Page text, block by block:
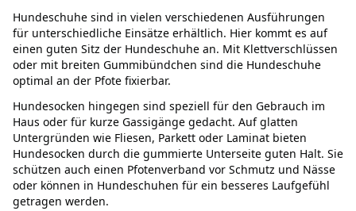
Hundeschuhe sind in vielen verschiedenen Ausführungen
für unterschiedliche Einsätze erhältlich. Hier kommt es auf
einen guten Sitz der Hundeschuhe an. Mit Klettverschlüssen
oder mit breiten Gummibündchen sind die Hundeschuhe
optimal an der Pfote fixierbar.
Hundesocken hingegen sind speziell für den Gebrauch im
Haus oder für kurze Gassigänge gedacht. Auf glatten
Untergründen wie Fliesen, Parkett oder Laminat bieten
Hundesocken durch die gummierte Unterseite guten Halt. Sie
schützen auch einen Pfotenverband vor Schmutz und Nässe
oder können in Hundeschuhen für ein besseres Laufgefühl
getragen werden.